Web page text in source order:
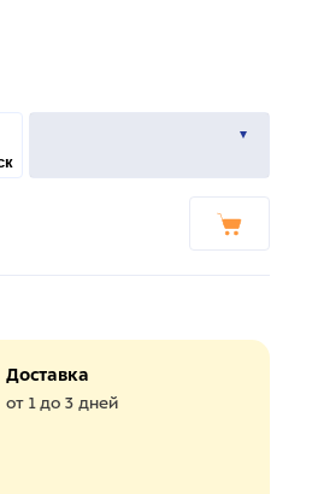
Доставка
от 1 до 3 дней